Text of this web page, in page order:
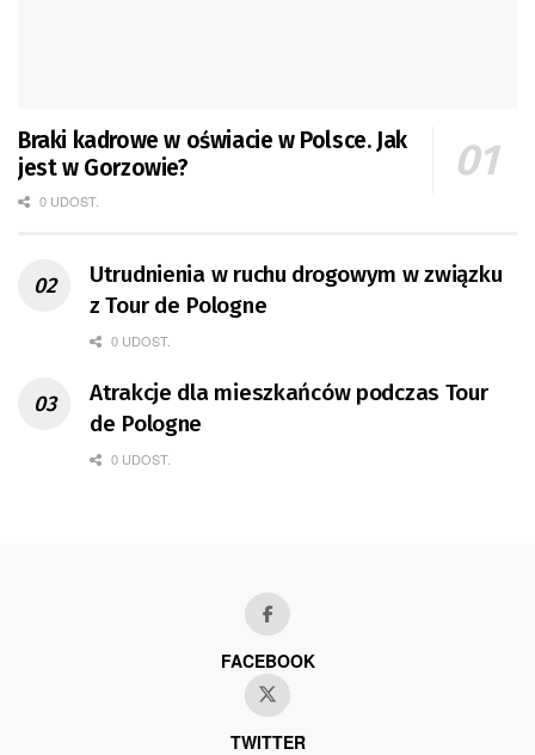
Braki kadrowe w oświacie w Polsce. Jak
jest w Gorzowie?
0 UDOST.
Utrudnienia w ruchu drogowym w związku
z Tour de Pologne
0 UDOST.
Atrakcje dla mieszkańców podczas Tour
de Pologne
0 UDOST.
FACEBOOK
TWITTER